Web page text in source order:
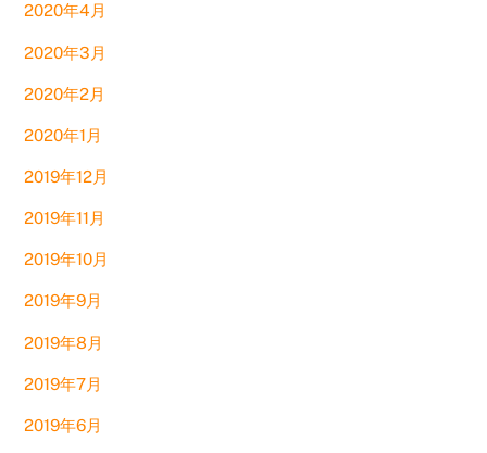
2020年4月
2020年3月
2020年2月
2020年1月
2019年12月
2019年11月
2019年10月
2019年9月
2019年8月
2019年7月
2019年6月